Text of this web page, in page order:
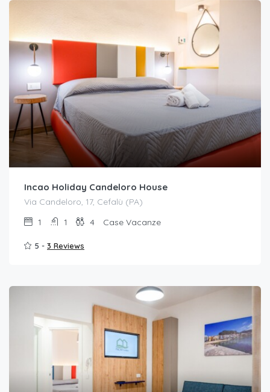
Incao Holiday Candeloro House
Via Candeloro, 17, Cefalù (PA)
1
1 4 Case Vacanze
5 - 3 Reviews